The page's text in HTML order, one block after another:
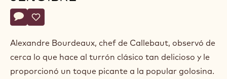
Actions
Escriba un comentario
- Crispearls y turrón de jengibre
Guardar
- Crispearls y turrón de jengibre
Alexandre Bourdeaux, chef de Callebaut, observó de
cerca lo que hace al turrón clásico tan delicioso y le
proporcionó un toque picante a la popular golosina.